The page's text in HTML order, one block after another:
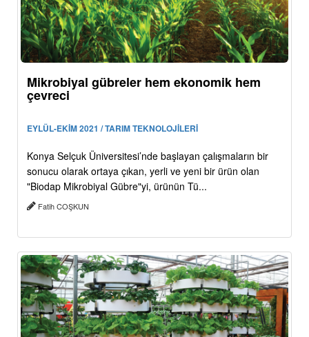
Mikrobiyal gübreler hem ekonomik hem
çevreci
EYLÜL-EKİM 2021 / TARIM TEKNOLOJİLERİ
Konya Selçuk Üniversitesi’nde başlayan çalışmaların bir
sonucu olarak ortaya çıkan, yerli ve yeni bir ürün olan
"Biodap Mikrobiyal Gübre"yi, ürünün Tü...
Fatih COŞKUN